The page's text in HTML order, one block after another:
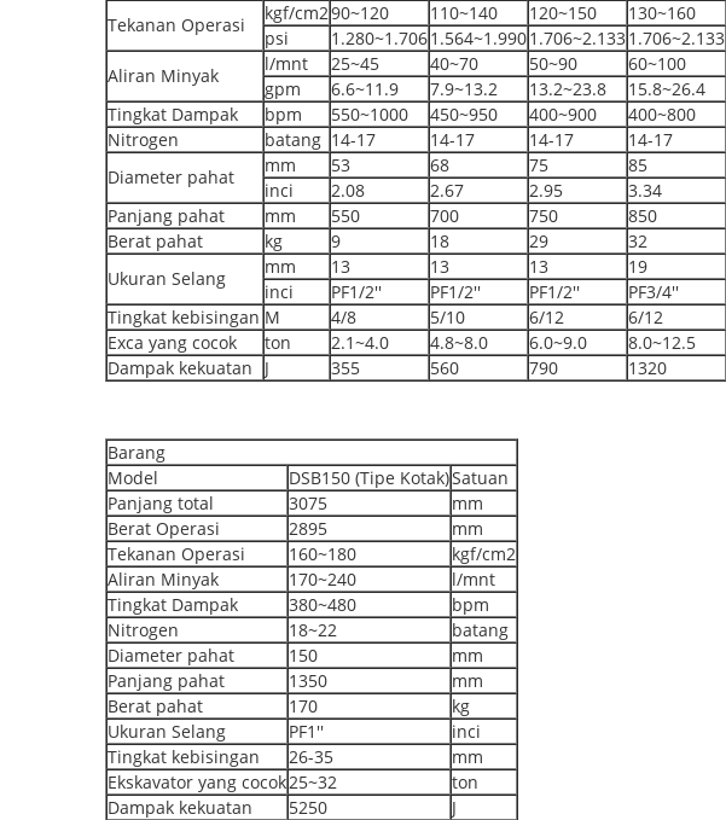
Tekanan Operasi
kgf/cm290~120 110~140 120~150 130~160
psi
1.280~1.7061.564~1.9901.706~2.1331.706~2.133
Aliran Minyak
l/mnt 25~45 40~70 50~90 60~100
gpm
6.6~11.9 7.9~13.2 13.2~23.8 15.8~26.4
Tingkat Dampak
bpm 550~1000 450~950 400~900 400~800
Nitrogen
batang 14-17 14-17 14-17 14-17
Diameter pahat
mm 53 68 75 85
inci
2.08 2.67 2.95 3.34
Panjang pahat
mm 550 700 750 850
Berat pahat
kg 9 18 29 32
Ukuran Selang
mm 13 13 13 19
inci
PF1/2'' PF1/2'' PF1/2'' PF3/4''
Tingkat kebisingan M 4/8 5/10 6/12 6/12
Exca yang cocok
ton 2.1~4.0 4.8~8.0 6.0~9.0 8.0~12.5
Dampak kekuatan
J 355 560 790 1320
Barang
Model
DSB150 (Tipe Kotak)Satuan
Panjang total
3075
mm
Berat Operasi
2895
mm
Tekanan Operasi
160~180
kgf/cm2
Aliran Minyak
170~240
l/mnt
Tingkat Dampak
380~480
bpm
Nitrogen
18~22
batang
Diameter pahat
150
mm
Panjang pahat
1350
mm
Berat pahat
170
kg
Ukuran Selang
PF1''
inci
Tingkat kebisingan
26-35
mm
Ekskavator yang cocok25~32
ton
Dampak kekuatan
5250 J